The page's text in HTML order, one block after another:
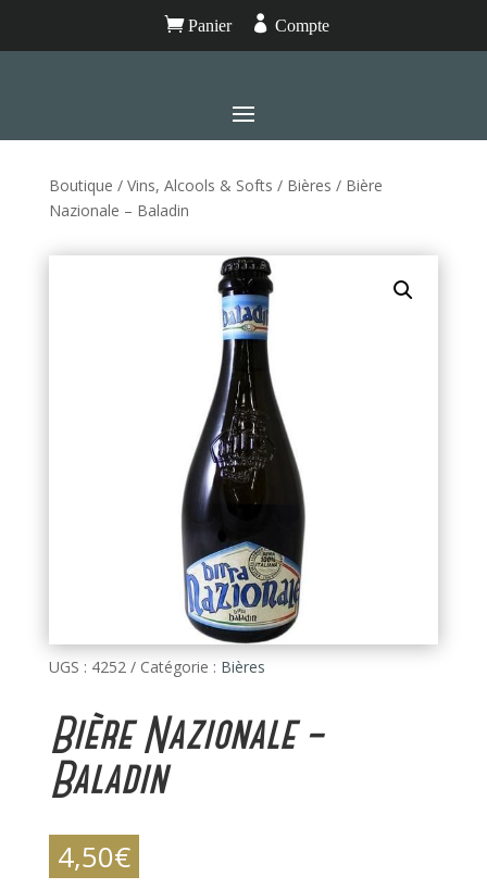
Panier  Compte
Boutique / Vins, Alcools & Softs / Bières / Bière
Nazionale – Baladin
UGS : 4252 Catégorie : Bières
Bière Nazionale –
Baladin
4,50€